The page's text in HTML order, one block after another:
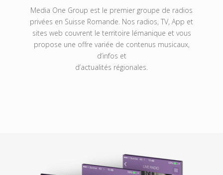
Media One Group est le premier groupe de radios
privées en Suisse Romande. Nos radios, TV, App et
sites web couvrent le territoire lémanique et vous
propose une offre variée de contenus musicaux,
d’infos et
d’actualités régionales.